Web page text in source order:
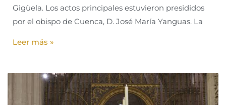
Gigüela. Los actos principales estuvieron presididos
por el obispo de Cuenca, D. José María Yanguas. La
Leer más »